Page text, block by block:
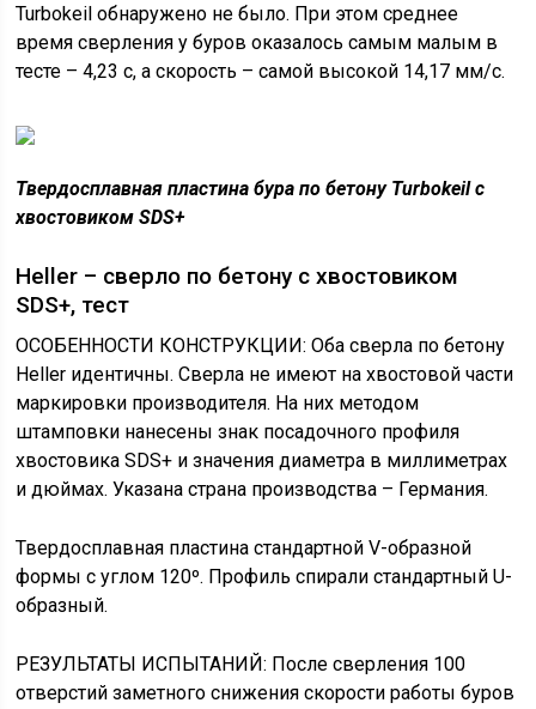
Turbokeil обнаружено не было. При этом среднее
время сверления у буров оказалось самым малым в
тесте – 4,23 с, а скорость – самой высокой 14,17 мм/с.
Твердосплавная пластина бура по бетону Turbokeil с
хвостовиком SDS+
Heller – сверло по бетону с хвостовиком
SDS+, тест
ОСОБЕННОСТИ КОНСТРУКЦИИ: Оба сверла по бетону
Heller идентичны. Сверла не имеют на хвостовой части
маркировки производителя. На них методом
штамповки нанесены знак посадочного профиля
хвостовика SDS+ и значения диаметра в миллиметрах
и дюймах. Указана страна производства – Германия.
Твердосплавная пластина стандартной V-образной
формы с углом 120º. Профиль спирали стандартный U-
образный.
РЕЗУЛЬТАТЫ ИСПЫТАНИЙ: После сверления 100
отверстий заметного снижения скорости работы буров